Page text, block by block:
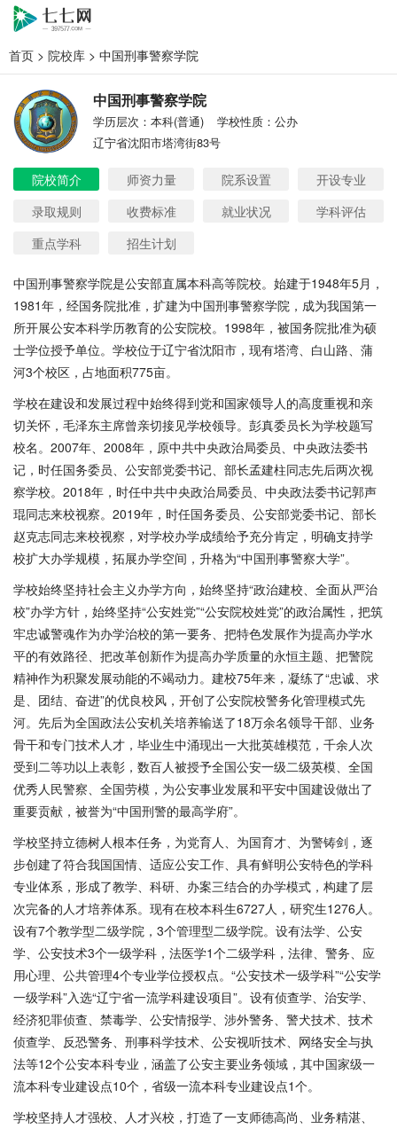
首页 > 院校库 > 中国刑事警察学院
中国刑事警察学院
学历层次：本科(普通)
学校性质：公办
辽宁省沈阳市塔湾街83号
院校简介 师资力量 院系设置
开设专业
录取规则
收费标准 就业状况
学科评估
重点学科
招生计划
中国刑事警察学院是公安部直属本科高等院校。始建于1948年5月，
1981年，经国务院批准，扩建为中国刑事警察学院，成为我国第一
所开展公安本科学历教育的公安院校。1998年，被国务院批准为硕
士学位授予单位。学校位于辽宁省沈阳市，现有塔湾、白山路、蒲
河3个校区，占地面积775亩。
学校在建设和发展过程中始终得到党和国家领导人的高度重视和亲
切关怀，毛泽东主席曾亲切接见学校领导。彭真委员长为学校题写
校名。 2007年、2008年，原中共中央政治局委员、中央政法委书
记，时任国务委员、公安部党委书记、部长孟建柱同志先后两次视
察学校。2018年，时任中共中央政治局委员、中央政法委书记郭声
琨同志来校视察。2019年，时任国务委员、公安部党委书记、部长
赵克志同志来校视察，对学校办学成绩给予充分肯定，明确支持学
校扩大办学规模，拓展办学空间，升格为“中国刑事警察大学”。
学校始终坚持社会主义办学方向，始终坚持“政治建校、全面从严治
校”办学方针，始终坚持“公安姓党”“公安院校姓党”的政治属性，把筑
牢忠诚警魂作为办学治校的第一要务、把特色发展作为提高办学水
平的有效路径、把改革创新作为提高办学质量的永恒主题、把警院
精神作为积聚发展动能的不竭动力。建校75年来，凝练了“忠诚、求
是、团结、奋进”的优良校风，开创了公安院校警务化管理模式先
河。先后为全国政法公安机关培养输送了18万余名领导干部、业务
骨干和专门技术人才，毕业生中涌现出一大批英雄模范，千余人次
受到二等功以上表彰，数百人被授予全国公安一级二级英模、全国
优秀人民警察、全国劳模，为公安事业发展和平安中国建设做出了
重要贡献，被誉为“中国刑警的最高学府”。
学校坚持立德树人根本任务，为党育人、为国育才、为警铸剑，逐
步创建了符合我国国情、适应公安工作、具有鲜明公安特色的学科
专业体系，形成了教学、科研、办案三结合的办学模式，构建了层
次完备的人才培养体系。现有在校本科生6727人，研究生1276人。
设有7个教学型二级学院，3个管理型二级学院。设有法学、公安
学、公安技术3个一级学科，法医学1个二级学科，法律、警务、应
用心理、公共管理4个专业学位授权点。“公安技术一级学科”“公安学
一级学科”入选“辽宁省一流学科建设项目”。设有侦查学、治安学、
经济犯罪侦查、禁毒学、公安情报学、涉外警务、警犬技术、技术
侦查学、反恐警务、刑事科学技术、公安视听技术、网络安全与执
法等12个公安本科专业，涵盖了公安主要业务领域，其中国家级一
流本科专业建设点10个，省级一流本科专业建设点1个。
学校坚持人才强校、人才兴校，打造了一支师德高尚、业务精湛、